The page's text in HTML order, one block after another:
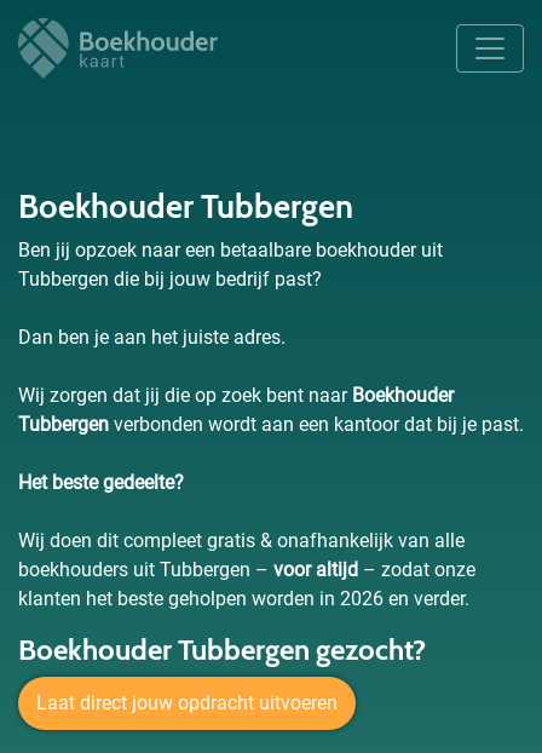
Boekhouder Tubbergen
Ben jij opzoek naar een betaalbare boekhouder uit
Tubbergen die bij jouw bedrijf past?
Dan ben je aan het juiste adres.
Wij zorgen dat jij die op zoek bent naar Boekhouder
Tubbergen verbonden wordt aan een kantoor dat bij je past.
Het beste gedeelte?
Wij doen dit compleet gratis & onafhankelijk van alle
boekhouders uit Tubbergen – voor altijd – zodat onze
klanten het beste geholpen worden in 2026 en verder.
Boekhouder Tubbergen gezocht?
Laat direct jouw opdracht uitvoeren